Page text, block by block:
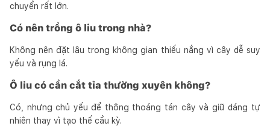
chuyển rất lớn.
Có nên trồng ô liu trong nhà?
Không nên đặt lâu trong không gian thiếu nắng vì cây dễ suy
yếu và rụng lá.
Ô liu có cần cắt tỉa thường xuyên không?
Có, nhưng chủ yếu để thông thoáng tán cây và giữ dáng tự
nhiên thay vì tạo thế cầu kỳ.